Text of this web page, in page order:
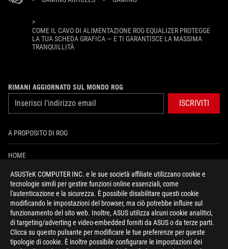
ASUSTeK COMPUTER INC. e le sue società affiliate utilizzano cookie e
tecnologie simili per gestire funzioni online essenziali, come
l'autenticazione e la sicurezza. È possibile disabilitare questi cookie
modificando le impostazioni del browser, ma ciò potrebbe influire sul
funzionamento del sito web. Inoltre, ASUS utilizza alcuni cookie analitici,
di targeting/adverting e video-embedded forniti da ASUS o da terze parti.
Clicca su questo pulsante per modificare le tue preferenze per queste
tipologie di cookie. È inoltre possibile configurare le impostazioni dei
>
COME IL CAVO DI ALIMENTAZIONE ROG EQUALIZER PROTEGGE
LA TUA SCHEDA GRAFICA — E TI GARANTISCE LA MASSIMA
TRANQUILLITÀ
RIMANI AGGIORNATO SUL MONDO ROG
ISCRIVITI
A PROPOSITO DI ROG
HOME
PRESSROOM
NEWS
facebookinstagramyoutubetiktok discord